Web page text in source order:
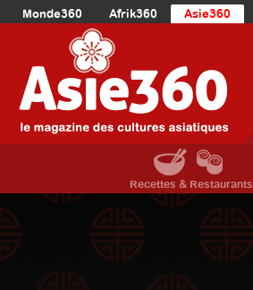
Monde360 Afrik360 Asie360
Europe360
Océanie360
Recettes & Restaurants